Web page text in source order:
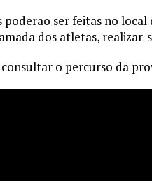
poderão ser feitas no
dos atletas,
o percurso da